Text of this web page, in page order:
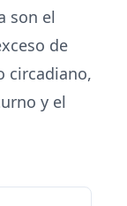
son el
de
circadiano,
y el